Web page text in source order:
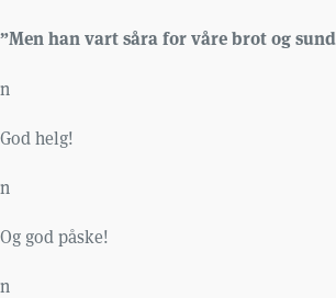
”Men han vart såra for våre brot og
n
God helg!
n
Og god påske!
n